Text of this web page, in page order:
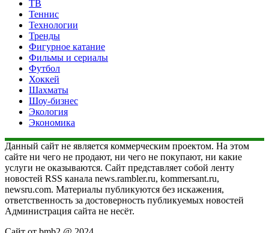
ТВ
Теннис
Технологии
Тренды
Фигурное катание
Фильмы и сериалы
Футбол
Хоккей
Шахматы
Шоу-бизнес
Экология
Экономика
Данный сайт не является коммерческим проектом. На этом
сайте ни чего не продают, ни чего не покупают, ни какие
услуги не оказываются. Сайт представляет собой ленту
новостей RSS канала news.rambler.ru, kommersant.ru,
newsru.com. Материалы публикуются без искажения,
ответственность за достоверность публикуемых новостей
Администрация сайта не несёт.